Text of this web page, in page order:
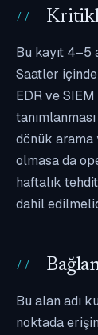
Bu kayıt 4–5
Saatler
EDR ve
dönük arama
olmasa da
haftalık
dahil
Bu alan adı
noktada